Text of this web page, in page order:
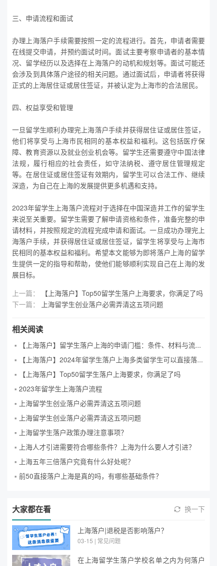
三、申请流程和面试
办理上海落户手续需要按照一定的流程进行。首先，申请者需要
在线提交申请，并预约面试时间。面试主要考察申请者的基本情
况、留学经历以及选择在上海落户的动机和规划等。面试可能还
会涉及到具体落户途径的相关问题。通过面试后，申请者将获得
正式的上海居住证或居住签证，并被认定为上海市的合法居民。
四、权益享受和管理
一旦留学生顺利办理完上海落户手续并获得居住证或居住签证，
他们将享受与上海市民相同的基本权益和福利。这包括医疗保
障、教育资源以及就业创业机会等。留学生还需要遵守中国法律
法规，履行相应的社会责任，如守法纳税、遵守居住管理规定
等。在居住证或居住签证有效期内，留学生可以合法工作、继续
深造，为自己在上海的发展提供更多机遇和支持。
2023年留学生上海落户流程对于选择在中国深造并工作的留学生
来说至关重要。留学生需要了解申请资格和条件，准备完整的申
请材料，并按照规定的流程完成申请和面试。一旦成功办理完上
海落户手续，并获得居住证或居住签证，留学生将享受与上海市
民相同的基本权益和福利。希望本文能够为即将落户上海的留学
生提供一定的指导和帮助，使他们能够顺利实现自己在上海的发
展目标。
上一篇：
【上海落户】Top50留学生落户上海要求，你满足了吗
下一篇：
上海留学生创业落户必需弄清这五项问题
相关阅读
【上海落户】留学生落户上海的申请门槛：条件、材料与流程！
【上海落户】2024年留学生落户上海多类留学生可以直接落户上海（部分不限院校）
【上海落户】Top50留学生落户上海要求，你满足了吗
2023年留学生上海落户流程
上海留学生创业落户必需弄清这五项问题
上海留学生创业落户必需弄清这五项问题
上海留学生落户政策办理注意事项？
上海人才引进需要符合哪些条件？上海为什么要人才引进？
上海五年三倍落户究竟有什么好处呢？
前50直接落户上海是真的吗，有哪些基础条件？
大家都在看 换一下
上海落户|退税是否影响落户？
03-15 | 常见问题
在上海留学生落户学校名单之内为何落户